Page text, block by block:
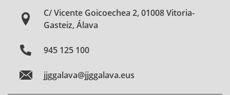
C/ Vicente Goicoechea 2, 01008 Vitoria-
Gasteiz, Álava
945 125 100
jjggalava@jjggalava.eus